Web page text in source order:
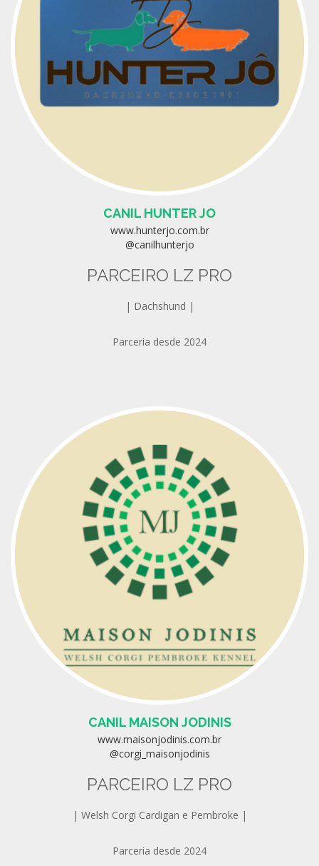
CANIL HUNTER JO
www.hunterjo.com.br
@canilhunterjo
PARCEIRO LZ PRO
| Dachshund |
Parceria desde 2024
CANIL MAISON JODINIS
www.maisonjodinis.com.br
@corgi_maisonjodinis
PARCEIRO LZ PRO
| Welsh Corgi Cardigan e Pembroke |
Parceria desde 2024